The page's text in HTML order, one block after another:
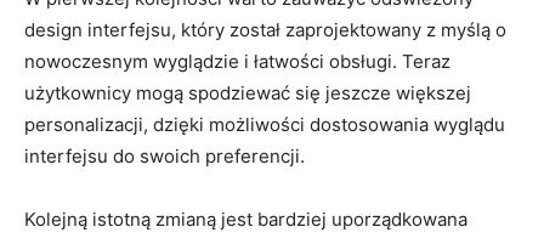
design‌ interfejsu,‍ który⁢ został zaprojektowany z‌ myślą o
nowoczesnym ⁣wyglądzie i łatwości obsługi. Teraz
użytkownicy mogą ‍spodziewać ⁣się jeszcze większej
personalizacji, dzięki ⁢możliwości dostosowania wyglądu
interfejsu do swoich preferencji.
Kolejną istotną zmianą jest bardziej uporządkowana